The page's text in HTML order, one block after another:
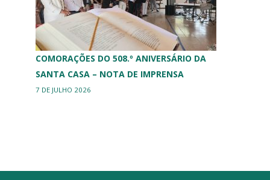
COMORAÇÕES DO 508.º ANIVERSÁRIO DA
SANTA CASA – NOTA DE IMPRENSA
7 DE JULHO 2026